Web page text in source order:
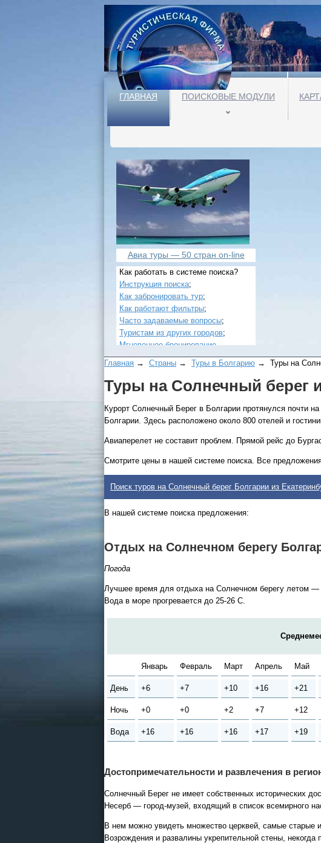
ГЛАВНАЯ ПОИСКОВЫЕ МОДУЛИ
Авиа туры — 50 стран on-line
Как работать в системе поиска?
Инструкция поиска;
Как забронировать тур;
Как работают фильтры;
Часто задаваемые вопросы;
Туристам из других городов;
Мгновенное бронирование.
Все виды отдыха в России
Самые популярные:
Автобусные туры на черное
море.
Детские лагеря в Туапсе
Великий Устюг
в конце августа)
Круизы - 2026
Речные круизы из Перми и Казани
— оформление тура в офисе
Главная → Страны → Туры в Болгарию → Туры на
Туры на Солнечный берег
Курорт Солнечный Берег в Болгарии протянулся почти
Болгарии. Здесь расположено около 800 отелей и
Авиаперелет не составит проблем. Прямой рейс до
Смотрите цены в нашей системе поиска. Все
Поиск туров на Солнечный берег Болгарии из
В нашей системе поиска предложения:
Отдых на Солнечном берегу
Погода
Лучшее время для отдыха на Солнечном берегу летом —
Вода в море прогревается до 25-26 С.
Январь Февраль Март Апрель Май
День +6 +7 +10 +16 +21
Ночь +0 +0 +2 +7 +12
Вода +16 +16 +16 +17 +19
Достопримечательности и развлечения в
Солнечный Берег не имеет собственных исторических
Несерб — город-музей, входящий в список всемирного
В нем можно увидеть множество церквей, самые старые
Возрождения и развалины укрепительной стены, некогда